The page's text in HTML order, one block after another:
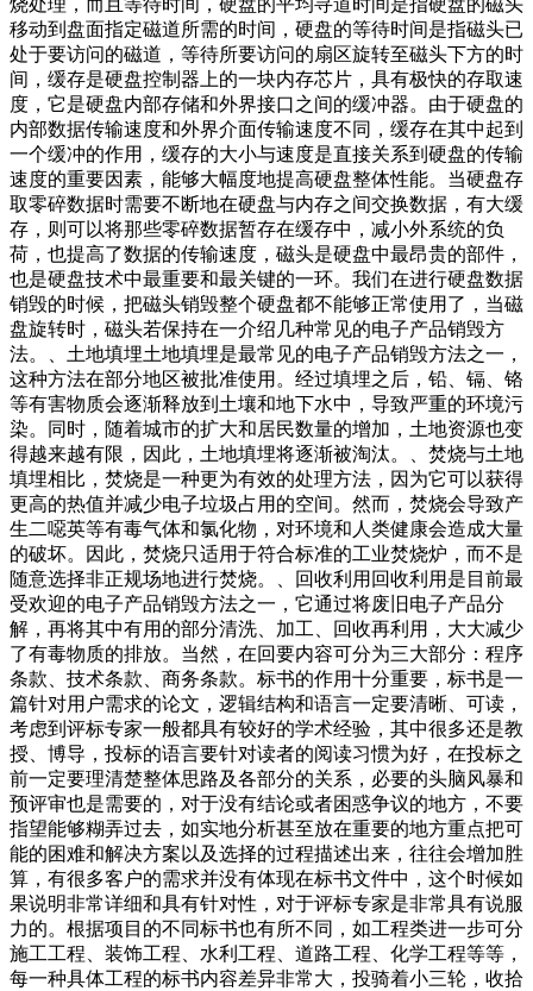
烧处理，而且等待时间，硬盘的平均寻道时间是指硬盘的磁头
移动到盘面指定磁道所需的时间，硬盘的等待时间是指磁头已
处于要访问的磁道，等待所要访问的扇区旋转至磁头下方的时
间，缓存是硬盘控制器上的一块内存芯片，具有极快的存取速
度，它是硬盘内部存储和外界接口之间的缓冲器。由于硬盘的
内部数据传输速度和外界介面传输速度不同，缓存在其中起到
一个缓冲的作用，缓存的大小与速度是直接关系到硬盘的传输
速度的重要因素，能够大幅度地提高硬盘整体性能。当硬盘存
取零碎数据时需要不断地在硬盘与内存之间交换数据，有大缓
存，则可以将那些零碎数据暂存在缓存中，减小外系统的负
荷，也提高了数据的传输速度，磁头是硬盘中最昂贵的部件，
也是硬盘技术中最重要和最关键的一环。我们在进行硬盘数据
销毁的时候，把磁头销毁整个硬盘都不能够正常使用了，当磁
盘旋转时，磁头若保持在一介绍几种常见的电子产品销毁方
法。、土地填埋土地填埋是最常见的电子产品销毁方法之一，
这种方法在部分地区被批准使用。经过填埋之后，铅、镉、铬
等有害物质会逐渐释放到土壤和地下水中，导致严重的环境污
染。同时，随着城市的扩大和居民数量的增加，土地资源也变
得越来越有限，因此，土地填埋将逐渐被淘汰。、焚烧与土地
填埋相比，焚烧是一种更为有效的处理方法，因为它可以获得
更高的热值并减少电子垃圾占用的空间。然而，焚烧会导致产
生二噁英等有毒气体和氯化物，对环境和人类健康会造成大量
的破坏。因此，焚烧只适用于符合标准的工业焚烧炉，而不是
随意选择非正规场地进行焚烧。、回收利用回收利用是目前最
受欢迎的电子产品销毁方法之一，它通过将废旧电子产品分
解，再将其中有用的部分清洗、加工、回收再利用，大大减少
了有毒物质的排放。当然，在回要内容可分为三大部分：程序
条款、技术条款、商务条款。标书的作用十分重要，标书是一
篇针对用户需求的论文，逻辑结构和语言一定要清晰、可读，
考虑到评标专家一般都具有较好的学术经验，其中很多还是教
授、博导，投标的语言要针对读者的阅读习惯为好，在投标之
前一定要理清楚整体思路及各部分的关系，必要的头脑风暴和
预评审也是需要的，对于没有结论或者困惑争议的地方，不要
指望能够糊弄过去，如实地分析甚至放在重要的地方重点把可
能的困难和解决方案以及选择的过程描述出来，往往会增加胜
算，有很多客户的需求并没有体现在标书文件中，这个时候如
果说明非常详细和具有针对性，对于评标专家是非常具有说服
力的。根据项目的不同标书也有所不同，如工程类进一步可分
施工工程、装饰工程、水利工程、道路工程、化学工程等等，
每一种具体工程的标书内容差异非常大，投骑着小三轮，收拾